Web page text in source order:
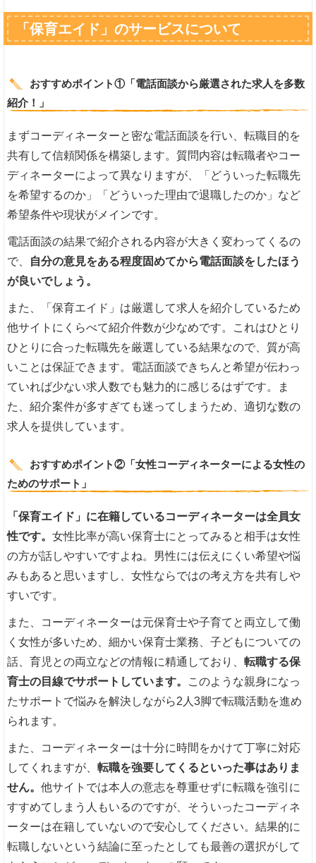
「保育エイド」のサービスについて
おすすめポイント①「電話面談から厳選された求人を多数
紹介！」
まずコーディネーターと密な電話面談を行い、転職目的を
共有して信頼関係を構築します。質問内容は転職者やコー
ディネーターによって異なりますが、「どういった転職先
を希望するのか」「どういった理由で退職したのか」など
希望条件や現状がメインです。
電話面談の結果で紹介される内容が大きく変わってくるの
で、 自分の意見をある程度固めてから電話面談をしたほう
が良いでしょう。
また、「保育エイド」は厳選して求人を紹介しているため
他サイトにくらべて紹介件数が少なめです。これはひとり
ひとりに合った転職先を厳選している結果なので、質が高
いことは保証できます。電話面談できちんと希望が伝わっ
ていれば少ない求人数でも魅力的に感じるはずです。ま
た、紹介案件が多すぎても迷ってしまうため、適切な数の
求人を提供しています。
おすすめポイント②「女性コーディネーターによる女性の
ためのサポート」
「保育エイド」に在籍しているコーディネーターは全員女
性です。女性比率が高い保育士にとってみると相手は女性
の方が話しやすいですよね。男性には伝えにくい希望や悩
みもあると思いますし、女性ならではの考え方を共有しや
すいです。
また、コーディネーターは元保育士や子育てと両立して働
く女性が多いため、細かい保育士業務、子どもについての
話、育児との両立などの情報に精通しており、転職する保
育士の目線でサポートしています。 このような親身になっ
たサポートで悩みを解決しながら2人3脚で転職活動を進め
られます。
また、コーディネーターは十分に時間をかけて丁寧に対応
してくれますが、転職を強要してくるといった事はありま
せん。他サイトでは本人の意志を尊重せずに転職を強引に
すすめてしまう人もいるのですが、そういったコーディネ
ーターは在籍していないので安心してください。結果的に
転職しないという結論に至ったとしても最善の選択がして